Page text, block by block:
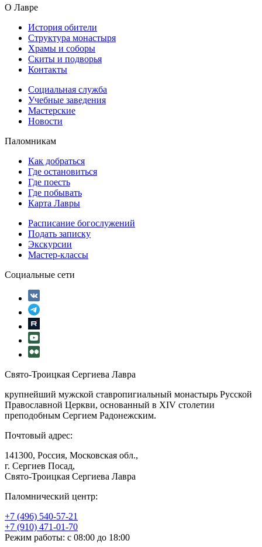
О Лавре
История обители
Структура монастыря
Храмы и соборы
Скиты и подворья
Контакты
Социальная служба
Учебные заведения
Мастерские
Новости
Паломникам
Как добраться
Где остановиться
Где поесть
Где побывать
Карта Лавры
Расписание богослужений
Подать записку
Экскурсии
Мастер-классы
Социальные сети
Свято-Троицкая Сергиева Лавра
крупнейший мужской ставропигиальный монастырь Русской
Православной Церкви, основанный в XIV столетии
преподобным Сергием Радонежским.
Почтовый адрес:
141300, Россия, Московская обл.,
г. Сергиев Посад,
Свято-Троицкая Сергиева Лавра
Паломнический центр:
+7 (496) 540-57-21
+7 (910) 471-01-70
Режим работы: с 08:00 до 18:00